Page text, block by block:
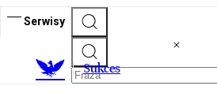
Serwisy
Sukces